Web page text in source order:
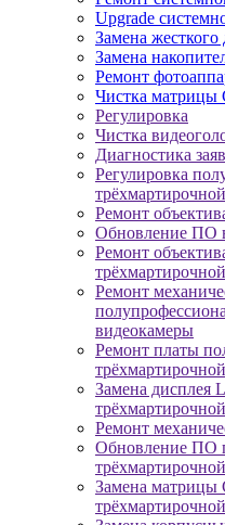
Upgrade
Замена жесткого
Замена
Ремонт
Чистка матрицы
Регулировка
Чистка
Диагностика
Регулировка
Ремонт
Обновление ПО
Ремонт
Ремонт
видеокамеры
Ремонт платы
Замена дисплея
Ремонт
Обновление ПО
Замена матрицы